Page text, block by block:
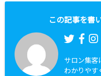
この記事を書
サロン集客
わかりやす